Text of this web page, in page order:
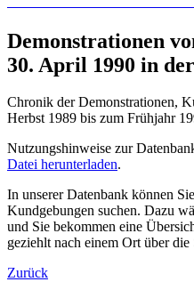
Demonstrationen
30. April 1990 in
Chronik der Demonstrationen,
Herbst 1989 bis zum Frühjahr
Nutzungshinweise zur
Datei herunterladen.
In unserer Datenbank können
Kundgebungen suchen. Dazu
und Sie bekommen eine
geziehlt nach einem Ort über die
Zurück